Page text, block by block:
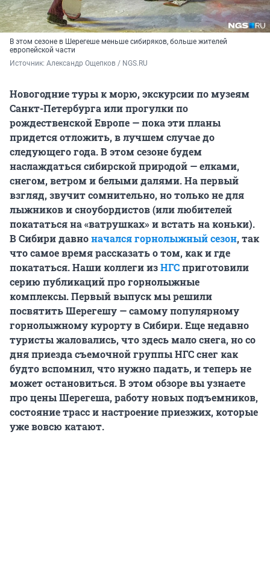
В этом сезоне в Шерегеше меньше сибиряков, больше жителей
европейской части
Источник: Александр Ощепков / NGS.RU
Новогодние туры к морю, экскурсии по музеям
Санкт-Петербурга или прогулки по
рождественской Европе — пока эти планы
придется отложить, в лучшем случае до
следующего года. В этом сезоне будем
наслаждаться сибирской природой — елками,
снегом, ветром и белыми далями. На первый
взгляд, звучит сомнительно, но только не для
лыжников и сноубордистов (или любителей
покататься на «ватрушках» и встать на коньки).
В Сибири давноначался горнолыжный сезон, так
что самое время рассказать о том, как и где
покататься. Наши коллеги изНГСприготовили
серию публикаций про горнолыжные
комплексы. Первый выпуск мы решили
посвятить Шерегешу — самому популярному
горнолыжному курорту в Сибири. Еще недавно
туристы жаловались, что здесь мало снега, но со
дня приезда съемочной группы НГС снег как
будто вспомнил, что нужно падать, и теперь не
может остановиться. В этом обзоре вы узнаете
про цены Шерегеша, работу новых подъемников,
состояние трасс и настроение приезжих, которые
уже вовсю катают.